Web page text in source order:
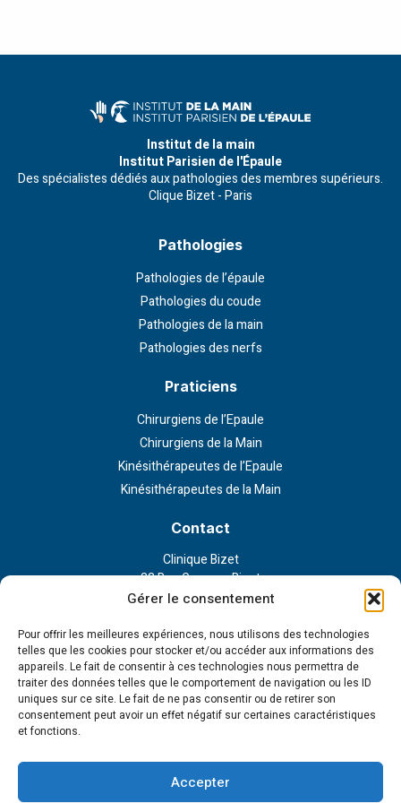
Gérer le consentement
Pour offrir les meilleures expériences, nous utilisons des technologies
telles que les cookies pour stocker et/ou accéder aux informations des
appareils. Le fait de consentir à ces technologies nous permettra de
traiter des données telles que le comportement de navigation ou les ID
uniques sur ce site. Le fait de ne pas consentir ou de retirer son
consentement peut avoir un effet négatif sur certaines caractéristiques
et fonctions.
Accepter
Institut de la main
Institut Parisien de l'Épaule
Des spécialistes dédiés aux pathologies des membres supérieurs.
Clique Bizet - Paris
Pathologies
Pathologies de l’épaule
Pathologies du coude
Pathologies de la main
Pathologies des nerfs
Praticiens
Chirurgiens de l’Epaule
Chirurgiens de la Main
Kinésithérapeutes de l’Epaule
Kinésithérapeutes de la Main
Contact
Clinique Bizet
23 Rue Georges Bizet
75116 Paris
Liens externe
Politique de confidentialité
Politique en matière de cookies
Tous droits réservés - 2023 © Institut de la main et l'épaule